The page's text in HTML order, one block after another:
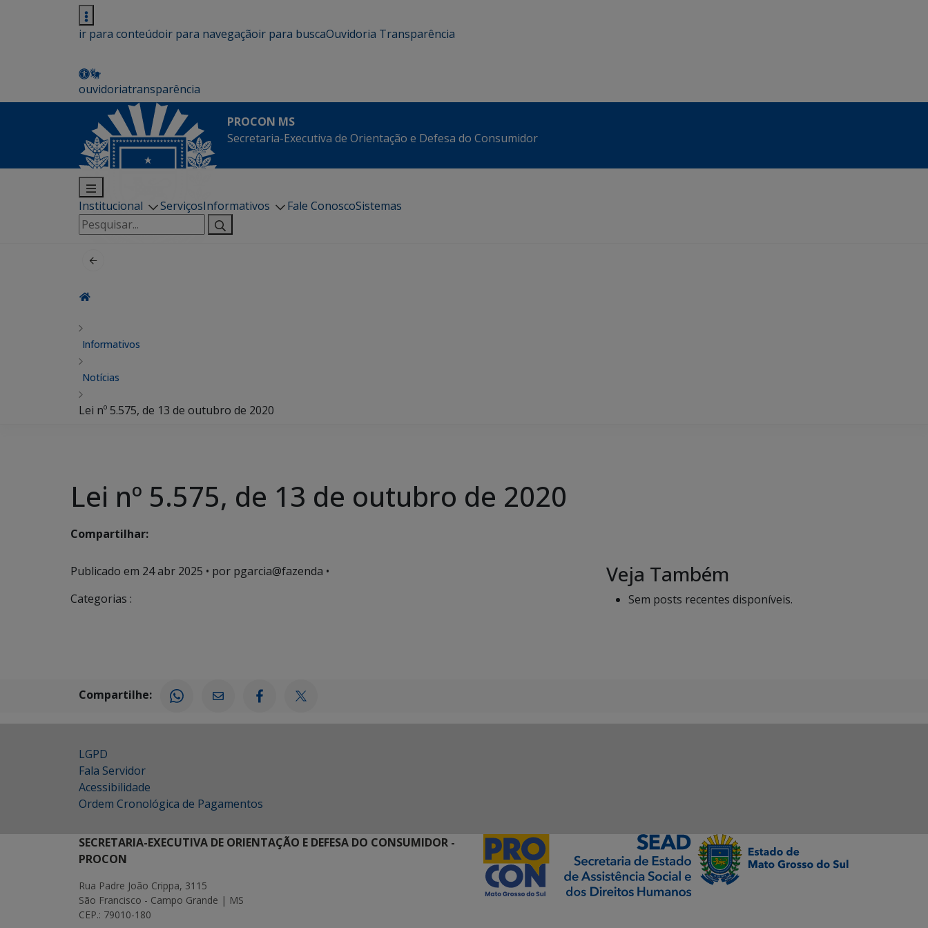
ir para conteúdoir para navegaçãoir para buscaOuvidoria Transparência
ouvidoriatransparência
PROCON MS
Secretaria-Executiva de Orientação e Defesa do Consumidor
Institucional ServiçosInformativos Fale ConoscoSistemas
Pesquisar
por:
Informativos
Notícias
Lei nº 5.575, de 13 de outubro de 2020
Lei nº 5.575, de 13 de outubro de 2020
Compartilhar:
Publicado em 24 abr 2025 • por pgarcia@fazenda •
Categorias :
Veja Também
Sem posts recentes disponíveis.
Compartilhe:
LGPD
Fala Servidor
Acessibilidade
Ordem Cronológica de Pagamentos
SECRETARIA-EXECUTIVA DE ORIENTAÇÃO E DEFESA DO CONSUMIDOR -
PROCON
Rua Padre João Crippa, 3115
São Francisco - Campo Grande | MS
CEP.: 79010-180